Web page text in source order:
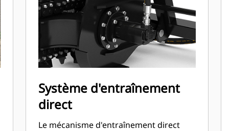
Système d'entraînement
direct
Le mécanisme d'entraînement direct